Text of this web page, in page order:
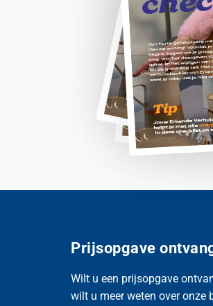
Prijsopgave
Wilt u een prijsopgave
wilt u meer weten over onze